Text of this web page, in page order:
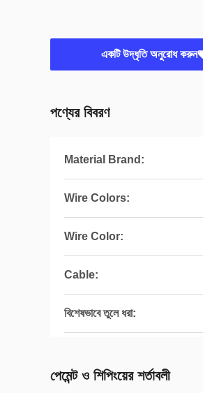
একটি উদ্ধৃতি অনুরোধ করুন
পণ্যের বিবরণ
Material Brand:
Wire Colors:
Wire Color:
Cable:
বিশেষভাবে তুলে ধরা:
পেমেন্ট ও শিপিংয়ের শর্তাবলী